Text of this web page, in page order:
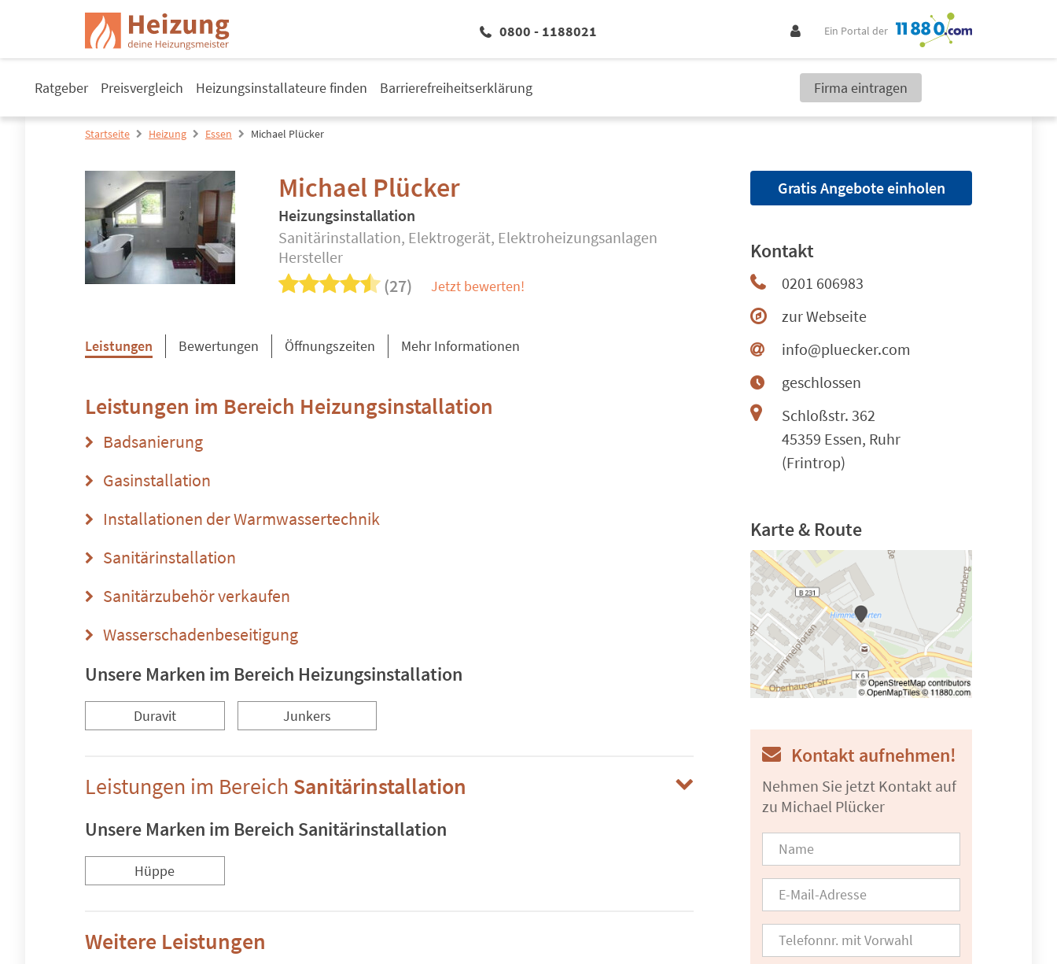
0800 - 1188021 Ein Portal der
Ratgeber Preisvergleich Heizungsinstallateure finden Barrierefreiheitserklärung Firma eintragen
Startseite Heizung Essen Michael Plücker
Michael Plücker
Heizungsinstallation
Sanitärinstallation, Elektrogerät, Elektroheizungsanlagen
Hersteller
(27) Jetzt bewerten!
Leistungen Bewertungen Öffnungszeiten Mehr Informationen
Leistungen im Bereich Heizungsinstallation
Badsanierung
Gasinstallation
Installationen der Warmwassertechnik
Sanitärinstallation
Sanitärzubehör verkaufen
Wasserschadenbeseitigung
Unsere Marken im Bereich Heizungsinstallation
Duravit Junkers
Leistungen im Bereich Sanitärinstallation
Unsere Marken im Bereich Sanitärinstallation
Hüppe
Weitere Leistungen
Gratis Angebote einholen
Kontakt
0201 606983
zur Webseite
info@pluecker.com
geschlossen
Schloßstr. 362
45359 Essen, Ruhr
(Frintrop)
Karte & Route
Kontakt aufnehmen!
Nehmen Sie jetzt Kontakt auf
zu Michael Plücker